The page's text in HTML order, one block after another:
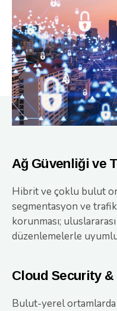
Ağ Güvenliği ve
Hibrit ve çoklu bulut
segmentasyon ve trafik
korunması;
düzenlemelerle
Cloud Security
Bulut-yerel ortamlarda